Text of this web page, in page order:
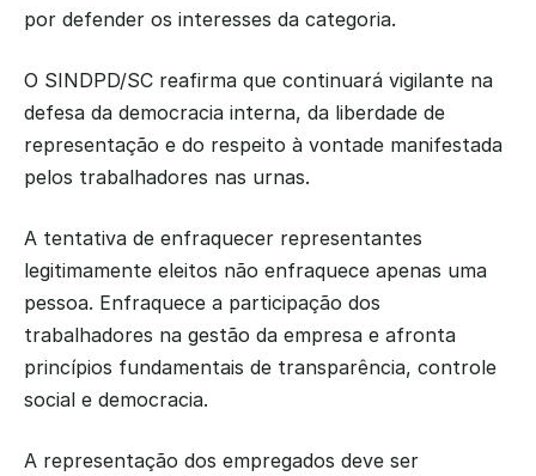
por defender os interesses da categoria.
O SINDPD/SC reafirma que continuará vigilante na
defesa da democracia interna, da liberdade de
representação e do respeito à vontade manifestada
pelos trabalhadores nas urnas.
A tentativa de enfraquecer representantes
legitimamente eleitos não enfraquece apenas uma
pessoa. Enfraquece a participação dos
trabalhadores na gestão da empresa e afronta
princípios fundamentais de transparência, controle
social e democracia.
A representação dos empregados deve ser